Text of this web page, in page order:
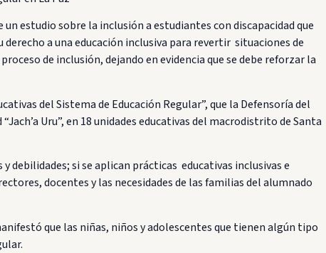
estudio sobre la inclusión a estudiantes con discapacidad que
a una educación inclusiva para revertir situaciones de
de inclusión, dejando en evidencia que se debe reforzar la
del Sistema de Educación Regular”, que la Defensoría del
Uru”, en 18 unidades educativas del macrodistrito de Santa
debilidades; si se aplican prácticas educativas inclusivas e
docentes y las necesidades de las familias del alumnado
que las niñas, niños y adolescentes que tienen algún tipo